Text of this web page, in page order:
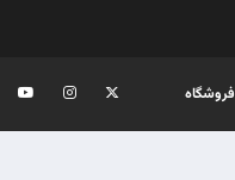
فروشگاه